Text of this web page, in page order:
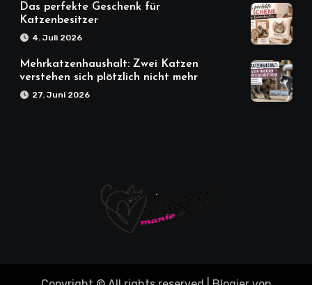
Das perfekte Geschenk für
Katzenbesitzer
4. Juli 2026
Mehrkatzenhaushalt: Zwei Katzen
verstehen sich plötzlich nicht mehr
27. Juni 2026